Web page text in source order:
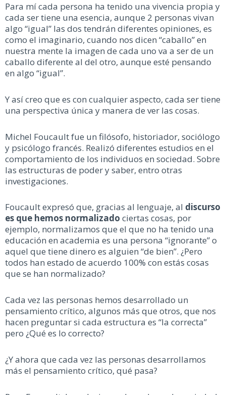
Para mí cada persona ha tenido una vivencia propia y
cada ser tiene una esencia, aunque 2 personas vivan
algo “igual” las dos tendrán diferentes opiniones, es
como el imaginario, cuando nos dicen “caballo” en
nuestra mente la imagen de cada uno va a ser de un
caballo diferente al del otro, aunque esté pensando
en algo “igual”.
Y así creo que es con cualquier aspecto, cada ser tiene
una perspectiva única y manera de ver las cosas.
Michel Foucault fue un filósofo, historiador, sociólogo
y psicólogo francés. Realizó diferentes estudios en el
comportamiento de los individuos en sociedad. Sobre
las estructuras de poder y saber, entro otras
investigaciones.
Foucault expresó que, gracias al lenguaje, al discurso
es que hemos normalizado ciertas cosas, por
ejemplo, normalizamos que el que no ha tenido una
educación en academia es una persona “ignorante” o
aquel que tiene dinero es alguien “de bien”. ¿Pero
todos han estado de acuerdo 100% con estás cosas
que se han normalizado?
Cada vez las personas hemos desarrollado un
pensamiento crítico, algunos más que otros, que nos
hacen preguntar si cada estructura es “la correcta”
pero ¿Qué es lo correcto?
¿Y ahora que cada vez las personas desarrollamos
más el pensamiento crítico, qué pasa?